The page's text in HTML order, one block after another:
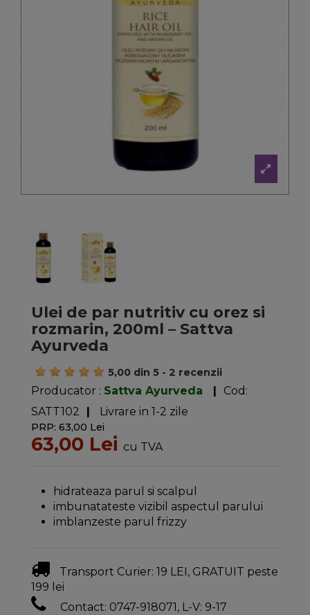
Ulei de par nutritiv cu orez si
rozmarin, 200ml – Sattva
Ayurveda
5,00din 5- 2 recenzii
Producator : Sattva Ayurveda | Cod:
SATT102 | Livrare in 1-2 zile
PRP: 63,00 Lei
63,00 Lei cu TVA
hidrateaza parul si scalpul
imbunatateste vizibil aspectul parului
imblanzeste parul frizzy
Transport Curier: 19 LEI, GRATUIT peste
199 lei
Contact: 0747-918071, L-V: 9-17